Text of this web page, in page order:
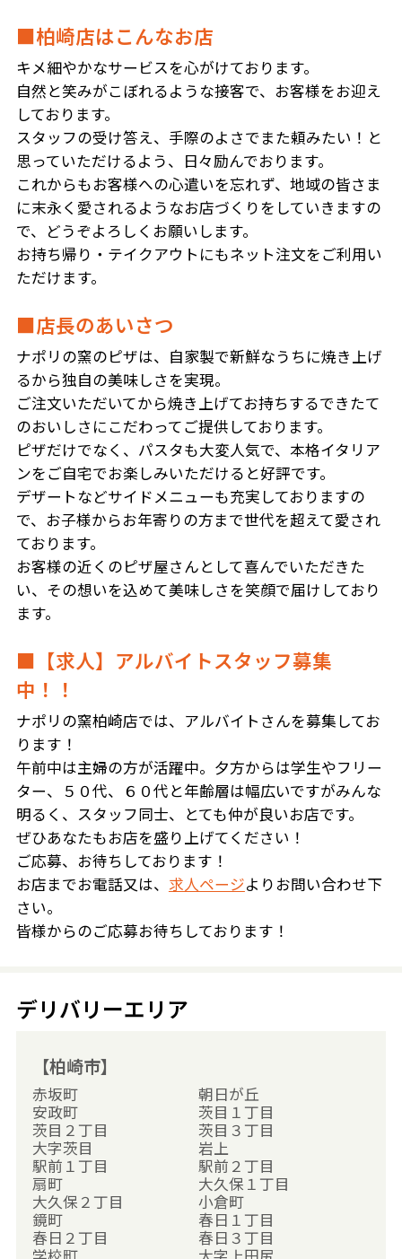
■柏崎店はこんなお店
キメ細やかなサービスを心がけております。
自然と笑みがこぼれるような接客で、お客様をお迎え
しております。
スタッフの受け答え、手際のよさでまた頼みたい！と
思っていただけるよう、日々励んでおります。
これからもお客様への心遣いを忘れず、地域の皆さま
に末永く愛されるようなお店づくりをしていきますの
で、どうぞよろしくお願いします。
お持ち帰り・テイクアウトにもネット注文をご利用い
ただけます。
■店長のあいさつ
ナポリの窯のピザは、自家製で新鮮なうちに焼き上げ
るから独自の美味しさを実現。
ご注文いただいてから焼き上げてお持ちするできたて
のおいしさにこだわってご提供しております。
ピザだけでなく、パスタも大変人気で、本格イタリア
ンをご自宅でお楽しみいただけると好評です。
デザートなどサイドメニューも充実しておりますの
で、お子様からお年寄りの方まで世代を超えて愛され
ております。
お客様の近くのピザ屋さんとして喜んでいただきた
い、その想いを込めて美味しさを笑顔で届けしており
ます。
■【求人】アルバイトスタッフ募集
中！！
ナポリの窯柏崎店では、アルバイトさんを募集してお
ります！
午前中は主婦の方が活躍中。夕方からは学生やフリー
ター、５０代、６０代と年齢層は幅広いですがみんな
明るく、スタッフ同士、とても仲が良いお店です。
ぜひあなたもお店を盛り上げてください！
ご応募、お待ちしております！
お店までお電話又は、 求人ページよりお問い合わせ下
さい。
皆様からのご応募お待ちしております！
デリバリーエリア
【柏崎市】
赤坂町
朝日が丘
安政町
茨目１丁目
茨目２丁目
茨目３丁目
大字茨目
岩上
駅前１丁目
駅前２丁目
扇町
大久保１丁目
大久保２丁目
小倉町
鏡町
春日１丁目
春日２丁目
春日３丁目